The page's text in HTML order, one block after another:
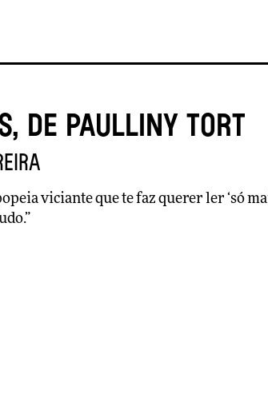
de Paulliny Tort
viciante que te faz querer ler ‘só